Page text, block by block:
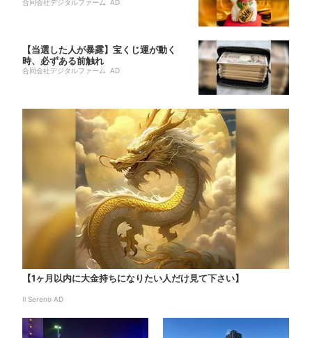
合同会社デジタルファーム AD
【当選した人が暴露】宝くじ運が動く
時、必ずある前触れ
合同会社デジタルファーム AD
【1ヶ月以内に大金持ちになりたい人だけ見て下さい】
Il Sereno AD